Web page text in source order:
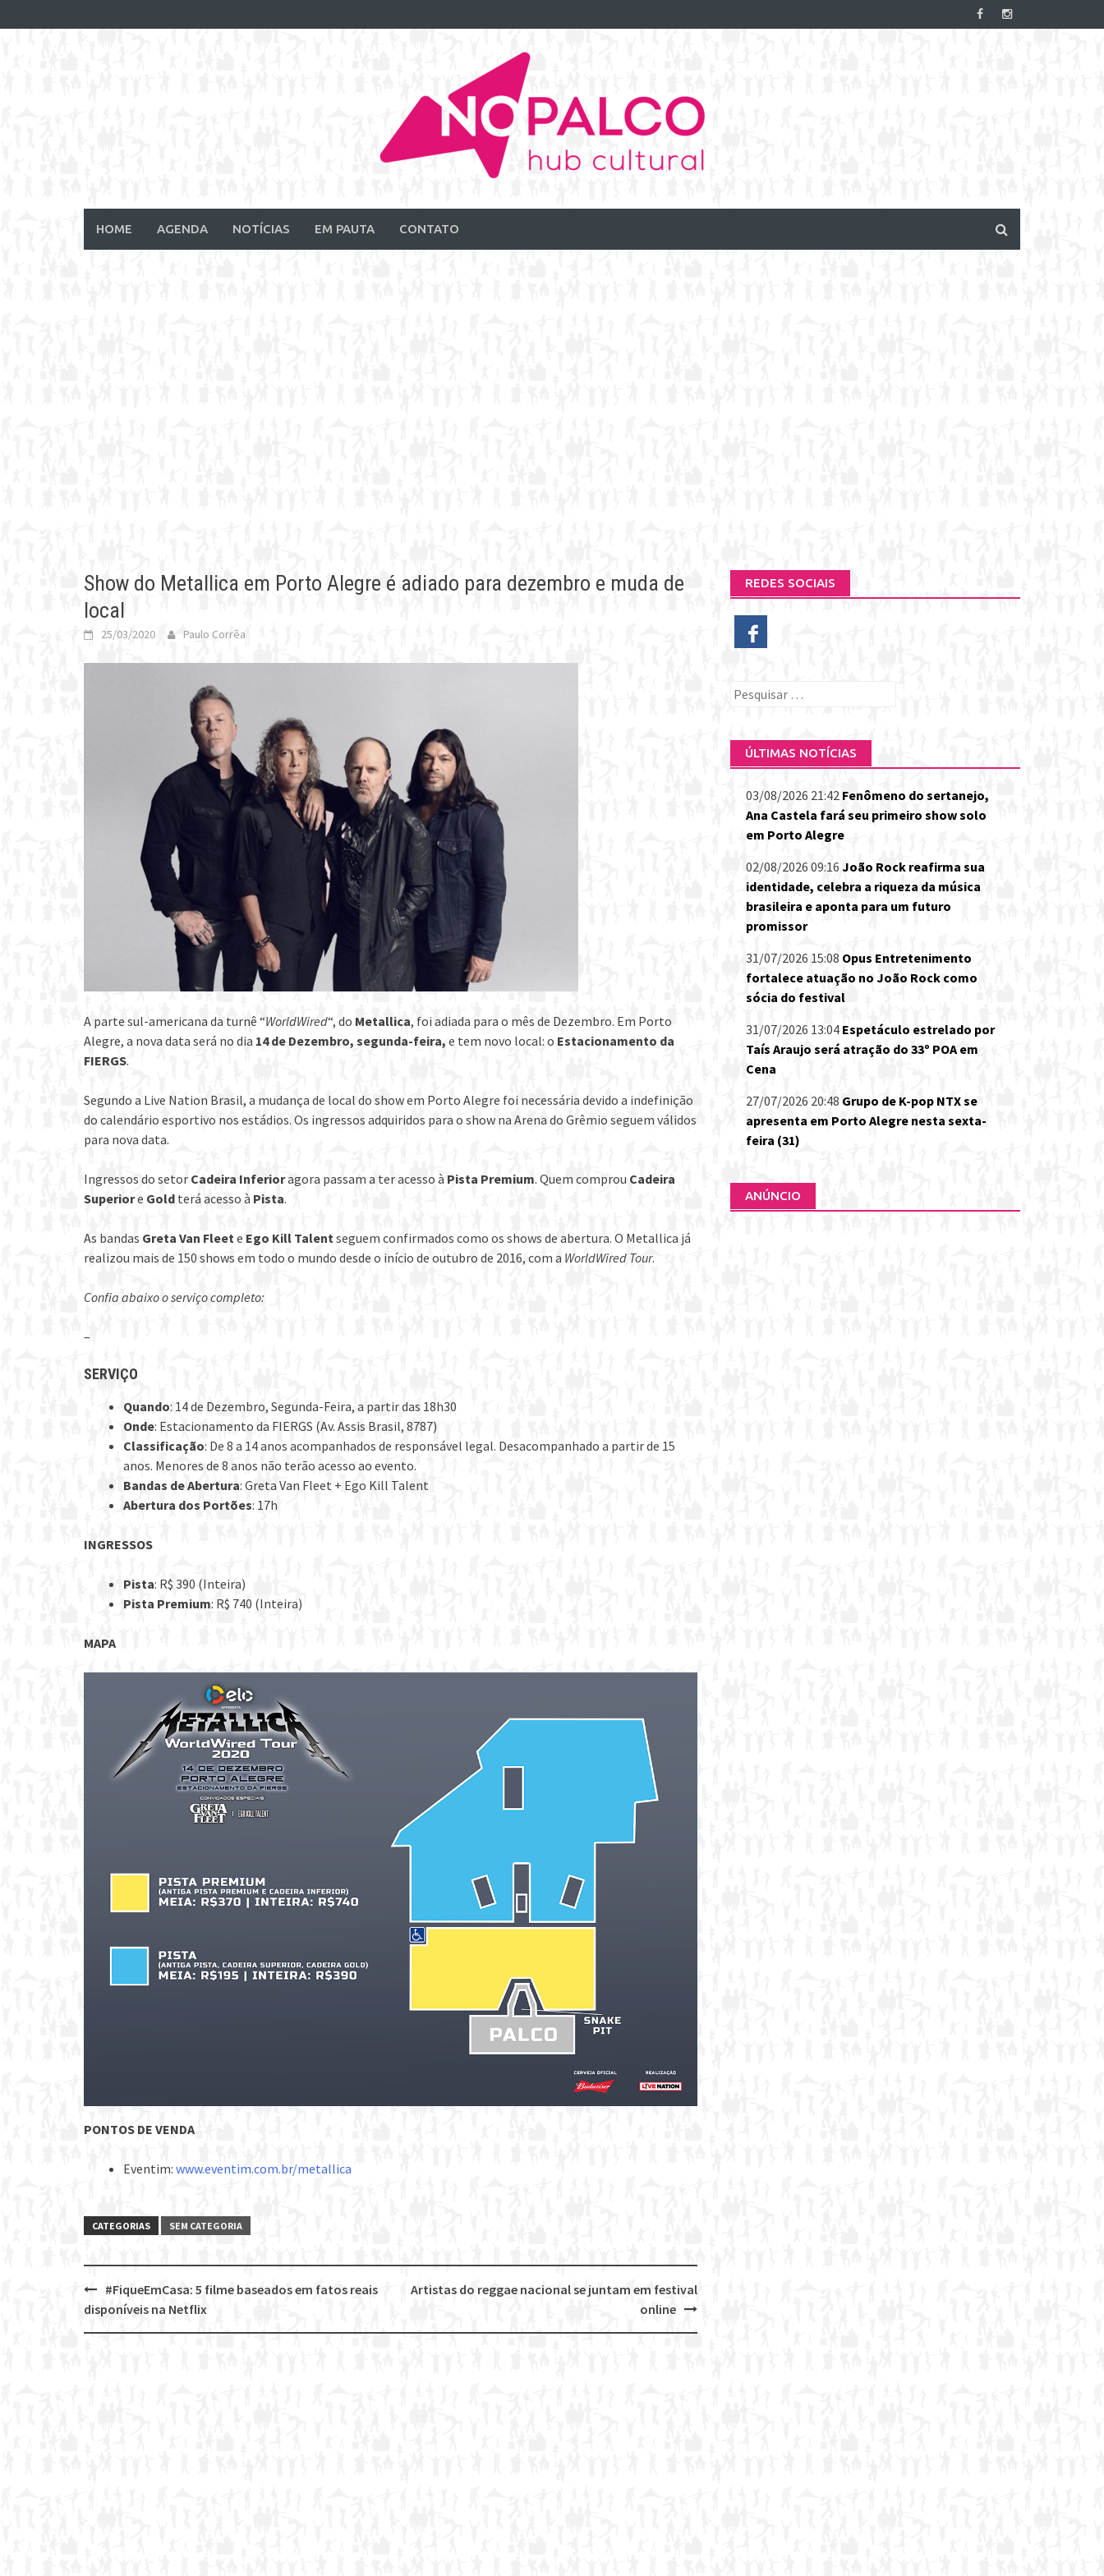
to
HOME AGENDA NOTÍCIAS EM PAUTA CONTATO
Show do Metallica em Porto Alegre é adiado para dezembro e muda de
local
25/03/2020 Paulo Corrêa
A parte sul-americana da turnê “WorldWired“, do Metallica, foi adiada para o mês de Dezembro. Em Porto
Alegre, a nova data será no dia 14 de Dezembro, segunda-feira, e tem novo local: o Estacionamento da
FIERGS.
Segundo a Live Nation Brasil, a mudança de local do show em Porto Alegre foi necessária devido a indefinição
do calendário esportivo nos estádios. Os ingressos adquiridos para o show na Arena do Grêmio seguem válidos
para nova data.
Ingressos do setor Cadeira Inferioragora passam a ter acesso à Pista Premium. Quem comprou Cadeira
Superiore Gold terá acesso à Pista.
As bandas Greta Van Fleete Ego Kill Talentseguem confirmados como os shows de abertura. O Metallica já
realizou mais de 150 shows em todo o mundo desde o início de outubro de 2016, com a WorldWired Tour.
Confia abaixo o serviço completo:
–
SERVIÇO
Quando: 14 de Dezembro, Segunda-Feira, a partir das 18h30
Onde: Estacionamento da FIERGS (Av. Assis Brasil, 8787)
Classificação: De 8 a 14 anos acompanhados de responsável legal. Desacompanhado a partir de 15
anos. Menores de 8 anos não terão acesso ao evento.
Bandas de Abertura: Greta Van Fleet + Ego Kill Talent
Abertura dos Portões: 17h
INGRESSOS
Pista: R$ 390 (Inteira)
Pista Premium: R$ 740 (Inteira)
MAPA
PONTOS DE VENDA
Eventim: www.eventim.com.br/metallica
CATEGORIAS SEM CATEGORIA
Post
navigation
Artistas do reggae nacional se juntam em festival
online
#FiqueEmCasa: 5 filme baseados em fatos reais
disponíveis na Netflix
REDES SOCIAIS
Pesquisar
ÚLTIMAS NOTÍCIAS
03/08/2026 21:42 Fenômeno do sertanejo,
Ana Castela fará seu primeiro show solo
em Porto Alegre
02/08/2026 09:16 João Rock reafirma sua
identidade, celebra a riqueza da música
brasileira e aponta para um futuro
promissor
31/07/2026 15:08 Opus Entretenimento
fortalece atuação no João Rock como
sócia do festival
31/07/2026 13:04 Espetáculo estrelado por
Taís Araujo será atração do 33º POA em
Cena
27/07/2026 20:48 Grupo de K-pop NTX se
apresenta em Porto Alegre nesta sexta-
feira (31)
ANÚNCIO